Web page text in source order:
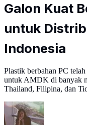
Galon Kuat
untuk
Indonesia
Plastik berbahan PC
untuk AMDK di banyak
Thailand, Filipina, dan